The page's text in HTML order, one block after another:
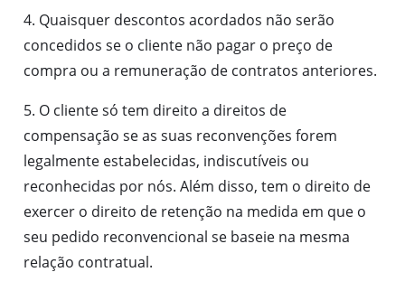
4. Quaisquer descontos acordados não serão
concedidos se o cliente não pagar o preço de
compra ou a remuneração de contratos anteriores.
5. O cliente só tem direito a direitos de
compensação se as suas reconvenções forem
legalmente estabelecidas, indiscutíveis ou
reconhecidas por nós. Além disso, tem o direito de
exercer o direito de retenção na medida em que o
seu pedido reconvencional se baseie na mesma
relação contratual.